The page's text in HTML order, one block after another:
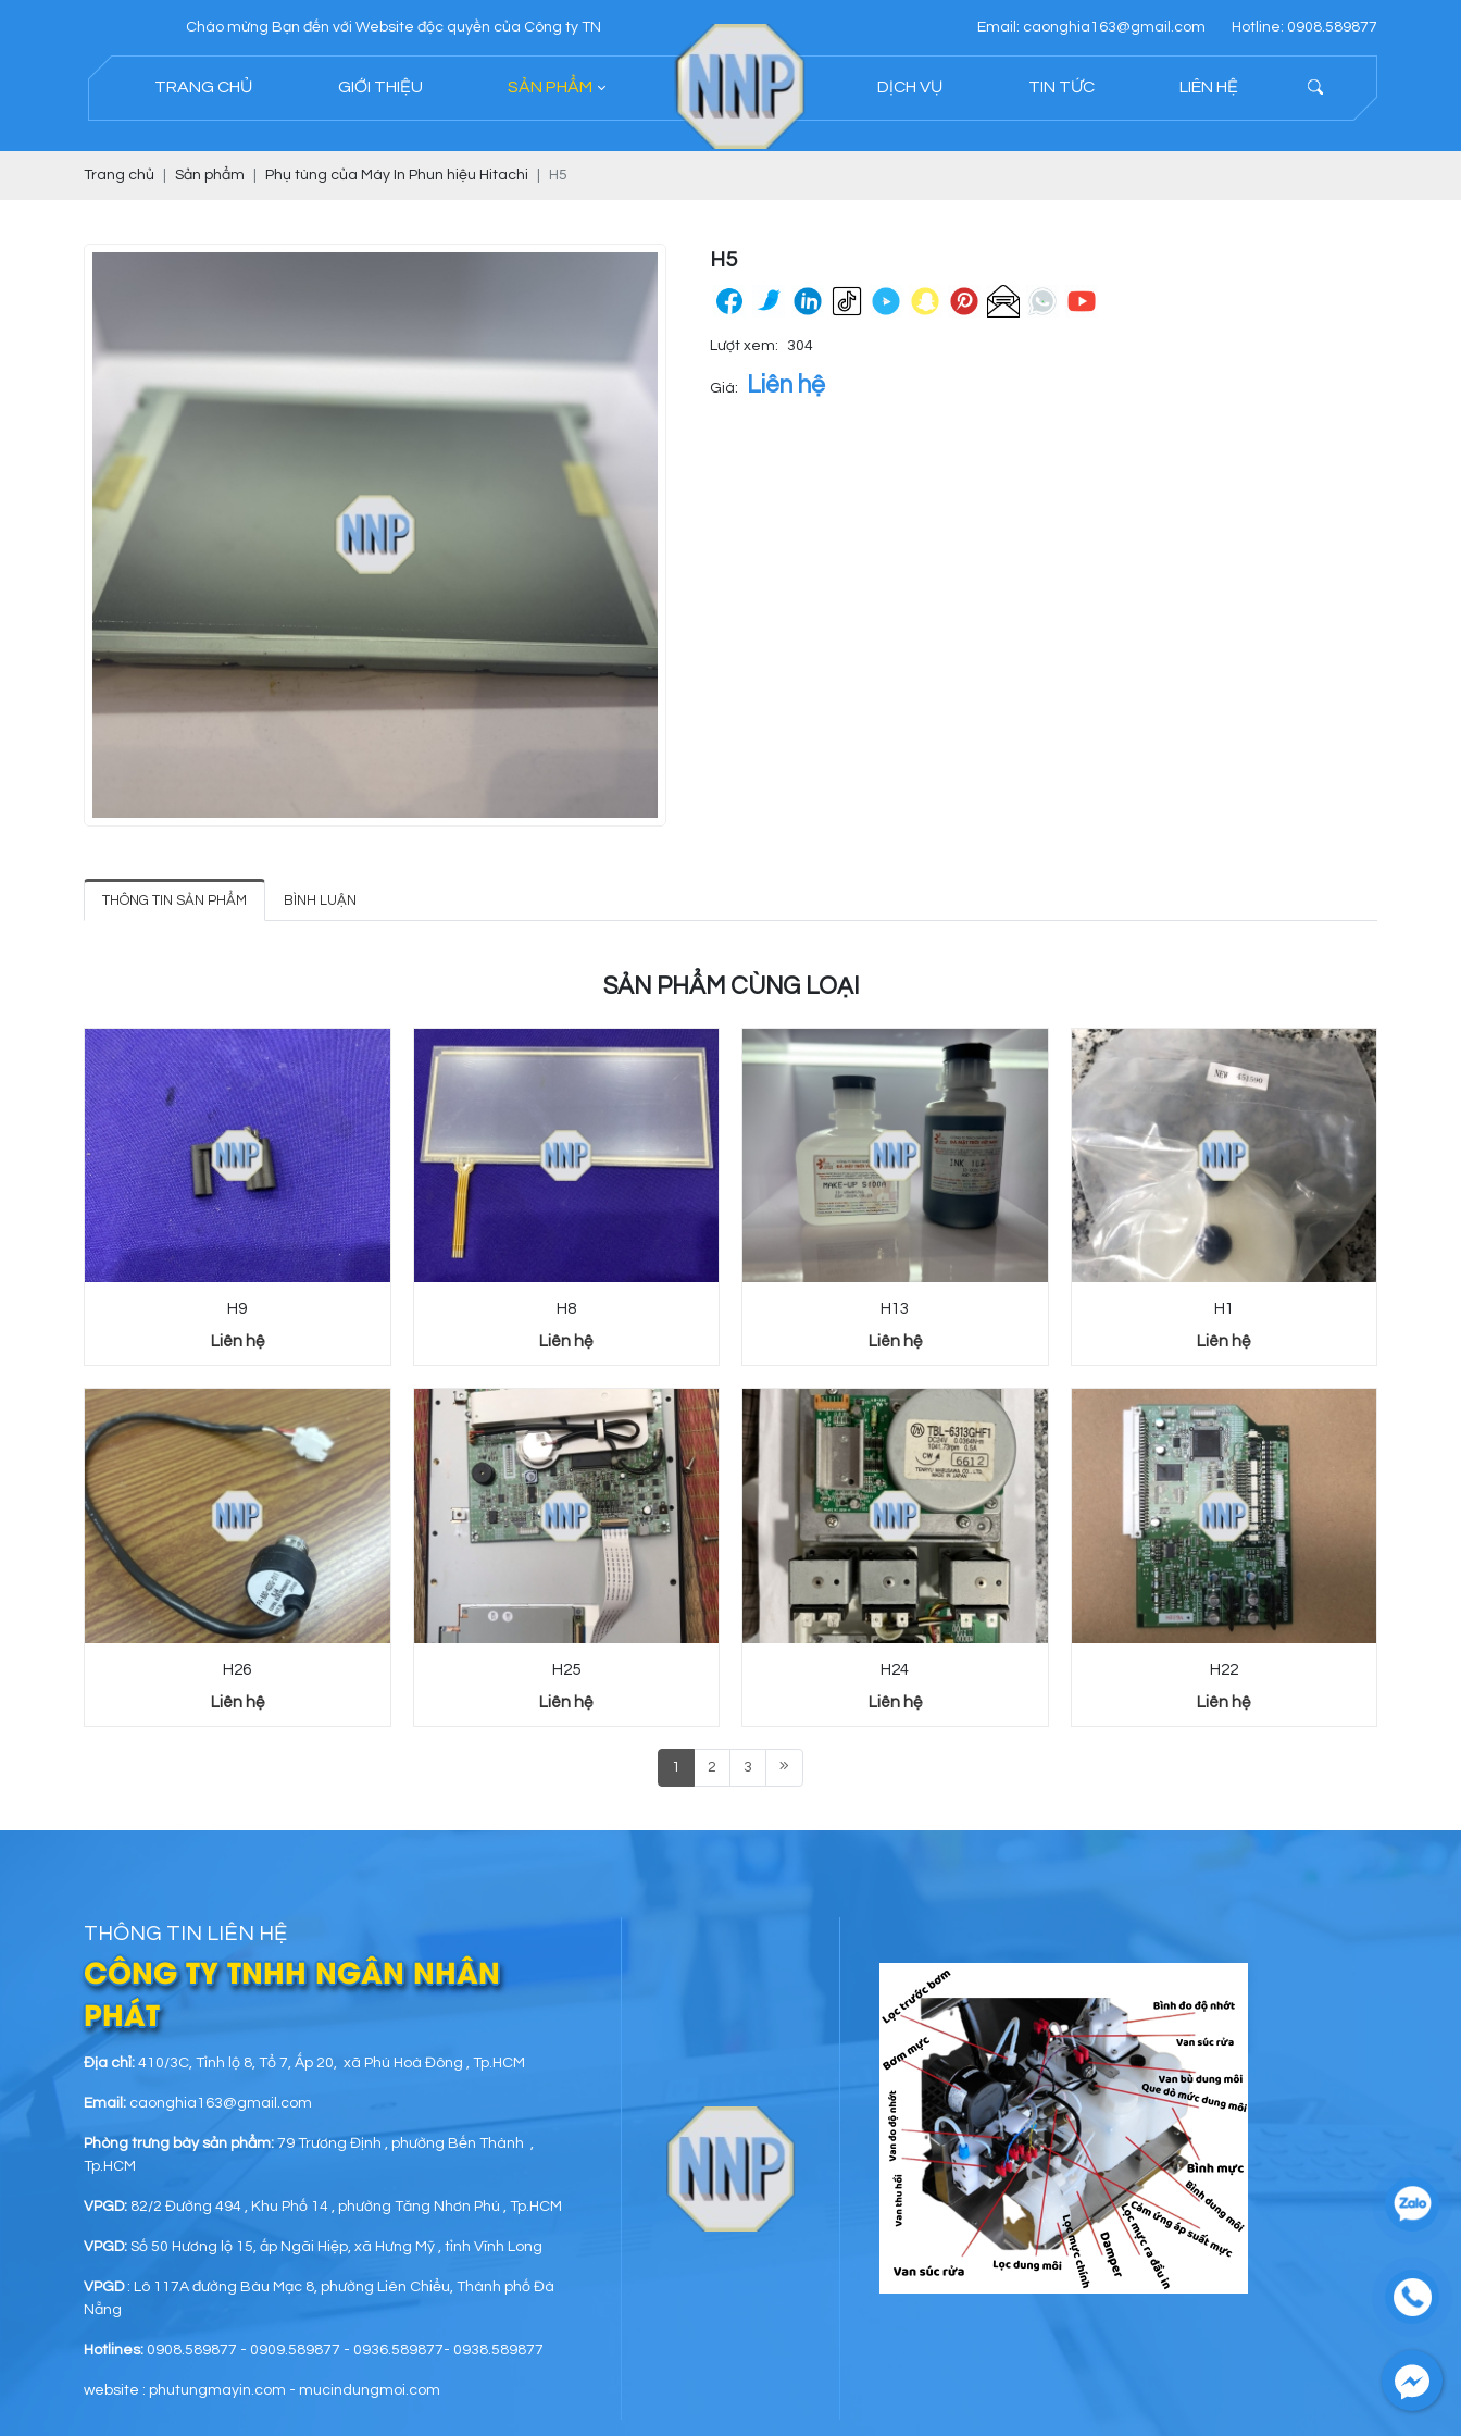
Chào mừng Bạn đến với Website độc quyền của Công ty TNHH Ngân Nhân Phát Email: caonghia163@gmail.com Hotline: 0908.589877
TRANG CHỦ GIỚI THIỆU SẢN PHẨM DỊCH VỤ TIN TỨC LIÊN HỆ
Trang chủ Sản phẩm Phụ tùng của Máy In Phun hiệu Hitachi H5
H5
Lượt xem: 304
Giá: Liên hệ
THÔNG TIN SẢN PHẨM BÌNH LUẬN
SẢN PHẨM CÙNG LOẠI
H9
Liên hệ
H8
Liên hệ
H13
Liên hệ
H1
Liên hệ
H26
Liên hệ
H25
Liên hệ
H24
Liên hệ
H22
Liên hệ
1 2 3
THÔNG TIN LIÊN HỆ
CÔNG TY TNHH NGÂN NHÂN
PHÁT
Địa chỉ: 410/3C, Tỉnh lộ 8, Tổ 7, Ấp 20, xã Phú Hoà Đông , Tp.HCM
Email: caonghia163@gmail.com
Phòng trưng bày sản phẩm: 79 Trương Định , phường Bến Thành ,
Tp.HCM
VPGD: 82/2 Đường 494 , Khu Phố 14 , phường Tăng Nhơn Phú , Tp.HCM
VPGD: Số 50 Hương lộ 15, ấp Ngãi Hiệp, xã Hưng Mỹ , tỉnh Vĩnh Long
VPGD: Lô 117A đường Bàu Mạc 8, phường Liên Chiểu, Thành phố Đà
Nẵng
Hotlines: 0908.589877 - 0909.589877 - 0936.589877- 0938.589877
website : phutungmayin.com - mucindungmoi.com